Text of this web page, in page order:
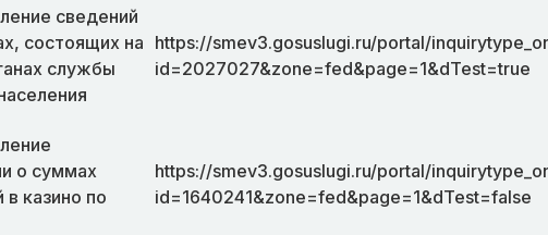
сведений
состоящих на
службы
https://smev3.gosuslugi.ru/portal/
id=2027027&zone=fed&page=1&dTest=true
о суммах
казино по
https://smev3.gosuslugi.ru/portal/
id=1640241&zone=fed&page=1&dTest=false